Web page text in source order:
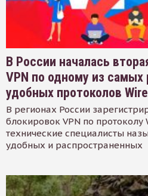
В России началась
VPN по одному из самых
удобных протоколов
В регионах России
блокировок VPN по
технические специалисты
удобных и распространенных